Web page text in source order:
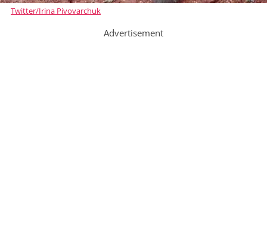
Twitter/Irina Pivovarchuk
Advertisement